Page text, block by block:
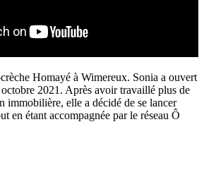
Homayé à Wimereux. Sonia a ouvert
2021. Après avoir travaillé plus de
immobilière, elle a décidé de se lancer
en étant accompagnée par le réseau Ô